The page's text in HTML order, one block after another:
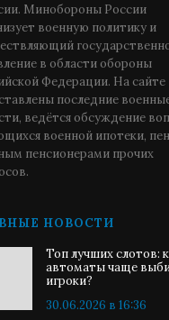
Минобороны России
военную политику и
в области обороны
Федерации. На сайте
последние
ведётся обсуждение
военной ипотеки,
пенсионерами прочих
НОВОСТИ
Топ лучших слотов:
автоматы чаще
игроки?
30.06.2026 в 16:36